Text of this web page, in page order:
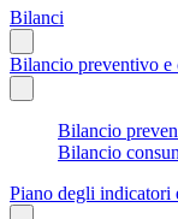
Bilanci
Bilancio preventivo e
Bilancio
Bilancio
Piano degli indicatori